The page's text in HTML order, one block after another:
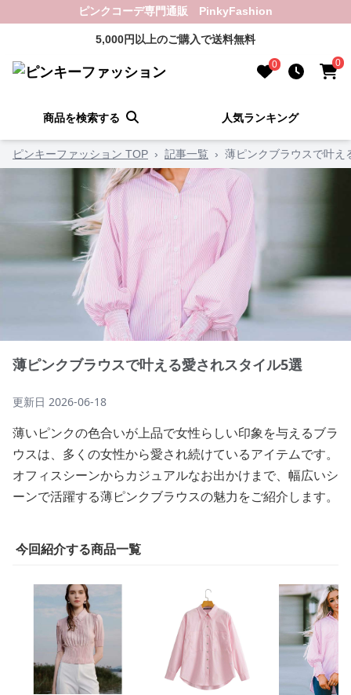
ピンクコーデ専門通販 PinkyFashion
5,000円以上のご購入で送料無料
0 0
商品を検索する 人気ランキング
ピンキーファッション TOP › 記事一覧 › 薄ピンクブラウスで叶え
薄ピンクブラウスで叶える愛されスタイル5選
更新日 2026-06-18
薄いピンクの色合いが上品で女性らしい印象を与えるブラ
ウスは、多くの女性から愛され続けているアイテムです。
オフィスシーンからカジュアルなお出かけまで、幅広いシ
ーンで活躍する薄ピンクブラウスの魅力をご紹介します。
今回紹介する商品一覧